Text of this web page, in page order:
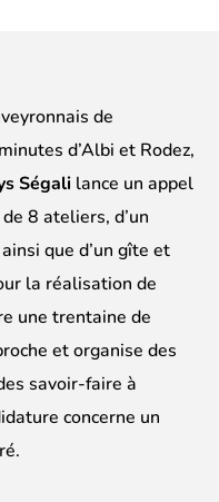
de
d’Albi et Rodez,
Ségali lance un appel
8 ateliers, d’un
que d’un gîte et
la réalisation de
une trentaine de
et organise des
savoir-faire à
concerne un